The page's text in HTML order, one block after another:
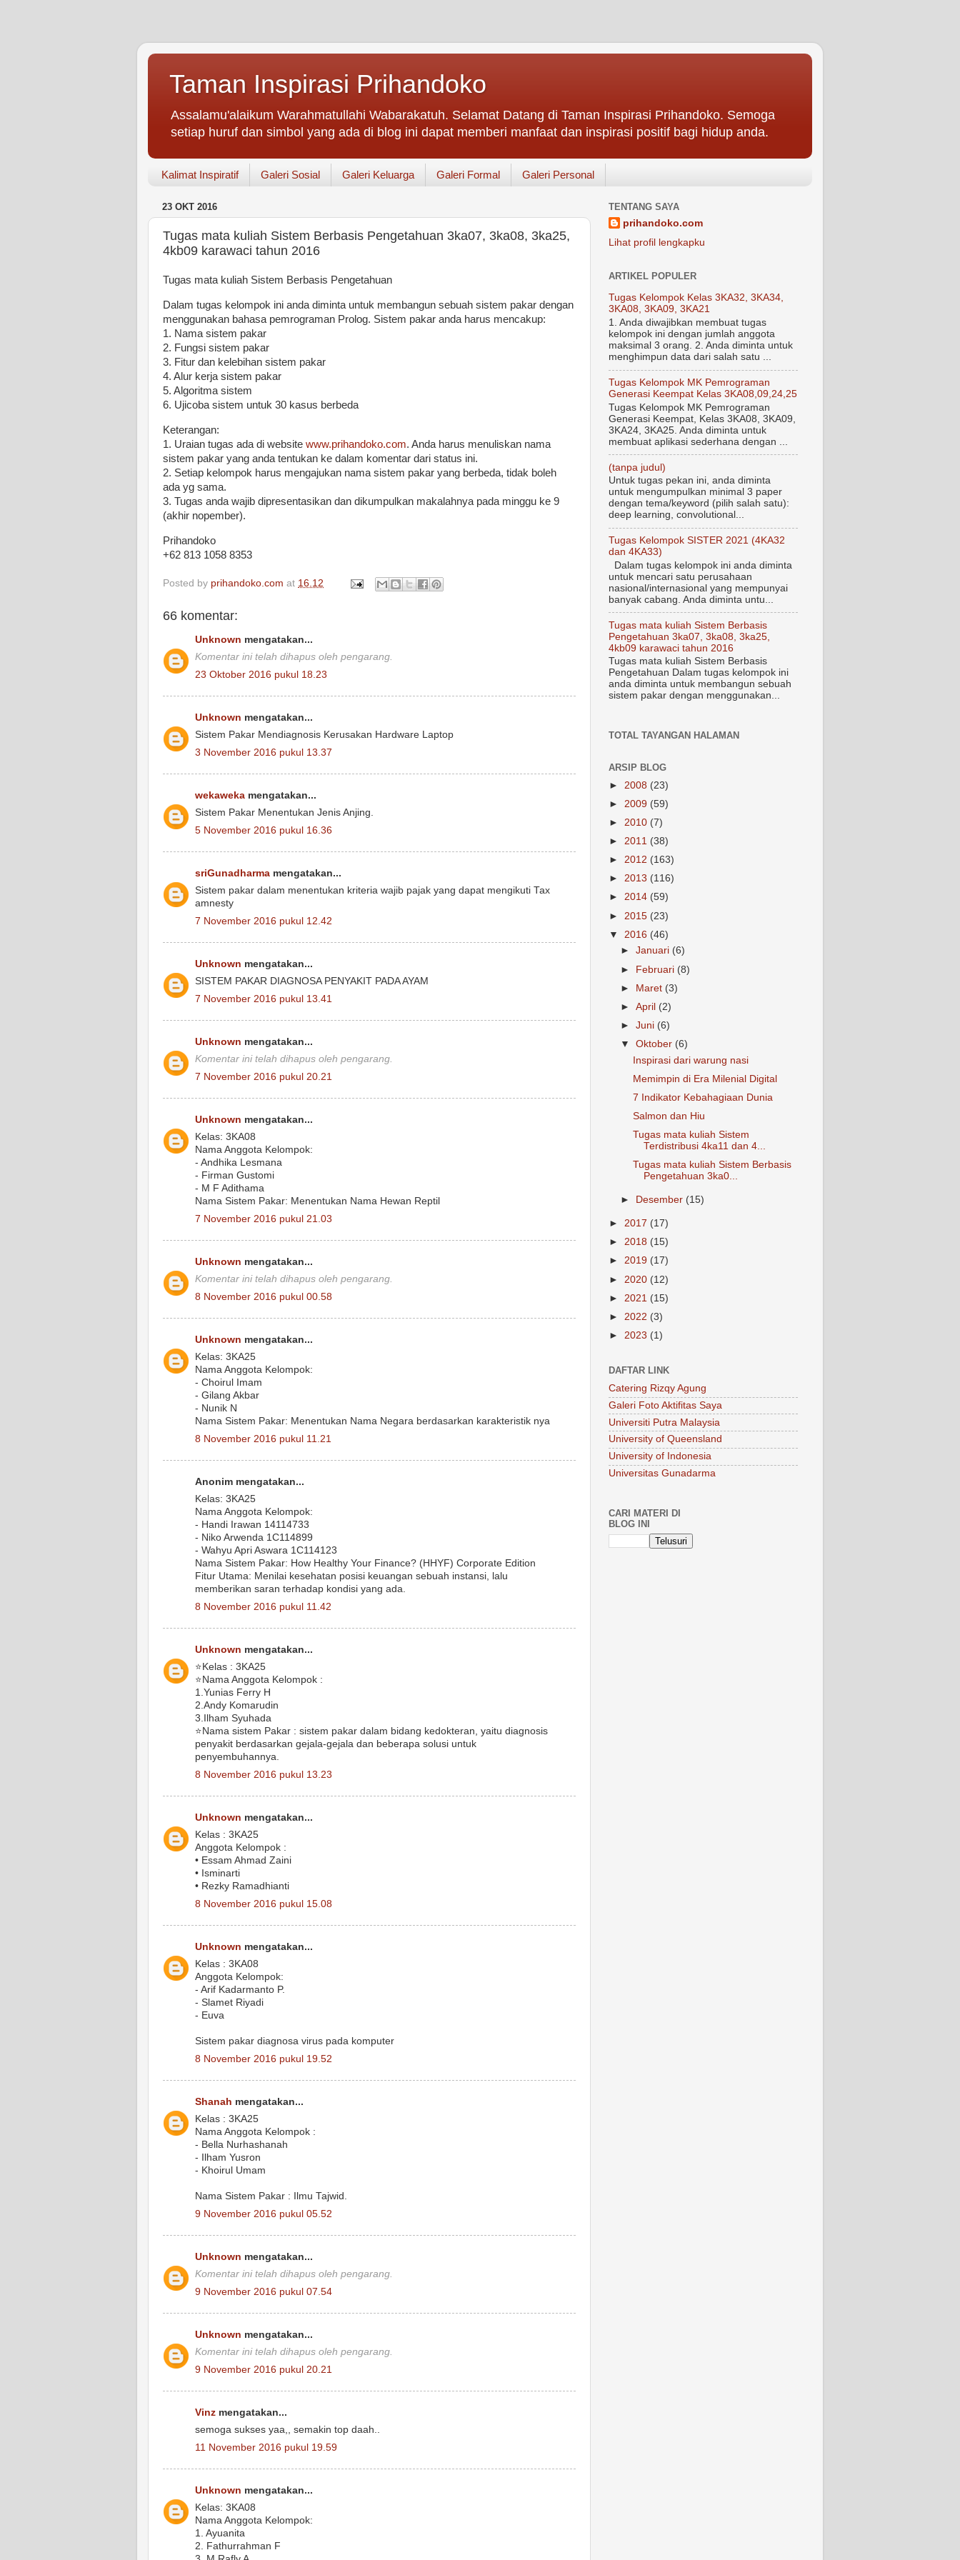
Taman Inspirasi Prihandoko
Assalamu'alaikum Warahmatullahi Wabarakatuh. Selamat Datang di Taman Inspirasi Prihandoko. Semoga
setiap huruf dan simbol yang ada di blog ini dapat memberi manfaat dan inspirasi positif bagi hidup anda.
Kalimat Inspiratif Galeri Sosial Galeri Keluarga Galeri Formal Galeri Personal
23 OKT 2016
Tugas mata kuliah Sistem Berbasis Pengetahuan 3ka07, 3ka08, 3ka25,
4kb09 karawaci tahun 2016
Tugas mata kuliah Sistem Berbasis Pengetahuan
Dalam tugas kelompok ini anda diminta untuk membangun sebuah sistem pakar dengan
menggunakan bahasa pemrograman Prolog. Sistem pakar anda harus mencakup:
1. Nama sistem pakar
2. Fungsi sistem pakar
3. Fitur dan kelebihan sistem pakar
4. Alur kerja sistem pakar
5. Algoritma sistem
6. Ujicoba sistem untuk 30 kasus berbeda
Keterangan:
1. Uraian tugas ada di website www.prihandoko.com. Anda harus menuliskan nama
sistem pakar yang anda tentukan ke dalam komentar dari status ini.
2. Setiap kelompok harus mengajukan nama sistem pakar yang berbeda, tidak boleh
ada yg sama.
3. Tugas anda wajib dipresentasikan dan dikumpulkan makalahnya pada minggu ke 9
(akhir nopember).
Prihandoko
+62 813 1058 8353
Posted by prihandoko.com at 16.12
66 komentar:
Unknown mengatakan...
Komentar ini telah dihapus oleh pengarang.
23 Oktober 2016 pukul 18.23
Unknown mengatakan...
Sistem Pakar Mendiagnosis Kerusakan Hardware Laptop
3 November 2016 pukul 13.37
wekaweka mengatakan...
Sistem Pakar Menentukan Jenis Anjing.
5 November 2016 pukul 16.36
sriGunadharma mengatakan...
Sistem pakar dalam menentukan kriteria wajib pajak yang dapat mengikuti Tax
amnesty
7 November 2016 pukul 12.42
Unknown mengatakan...
SISTEM PAKAR DIAGNOSA PENYAKIT PADA AYAM
7 November 2016 pukul 13.41
Unknown mengatakan...
Komentar ini telah dihapus oleh pengarang.
7 November 2016 pukul 20.21
Unknown mengatakan...
Kelas: 3KA08
Nama Anggota Kelompok:
- Andhika Lesmana
- Firman Gustomi
- M F Adithama
Nama Sistem Pakar: Menentukan Nama Hewan Reptil
7 November 2016 pukul 21.03
Unknown mengatakan...
Komentar ini telah dihapus oleh pengarang.
8 November 2016 pukul 00.58
Unknown mengatakan...
Kelas: 3KA25
Nama Anggota Kelompok:
- Choirul Imam
- Gilang Akbar
- Nunik N
Nama Sistem Pakar: Menentukan Nama Negara berdasarkan karakteristik nya
8 November 2016 pukul 11.21
Anonim mengatakan...
Kelas: 3KA25
Nama Anggota Kelompok:
- Handi Irawan 14114733
- Niko Arwenda 1C114899
- Wahyu Apri Aswara 1C114123
Nama Sistem Pakar: How Healthy Your Finance? (HHYF) Corporate Edition
Fitur Utama: Menilai kesehatan posisi keuangan sebuah instansi, lalu
memberikan saran terhadap kondisi yang ada.
8 November 2016 pukul 11.42
Unknown mengatakan...
⭐Kelas : 3KA25
⭐Nama Anggota Kelompok :
1.Yunias Ferry H
2.Andy Komarudin
3.Ilham Syuhada
⭐Nama sistem Pakar : sistem pakar dalam bidang kedokteran, yaitu diagnosis
penyakit berdasarkan gejala-gejala dan beberapa solusi untuk
penyembuhannya.
8 November 2016 pukul 13.23
Unknown mengatakan...
Kelas : 3KA25
Anggota Kelompok :
• Essam Ahmad Zaini
• Isminarti
• Rezky Ramadhianti
8 November 2016 pukul 15.08
Unknown mengatakan...
Kelas : 3KA08
Anggota Kelompok:
- Arif Kadarmanto P.
- Slamet Riyadi
- Euva
Sistem pakar diagnosa virus pada komputer
8 November 2016 pukul 19.52
Shanah mengatakan...
Kelas : 3KA25
Nama Anggota Kelompok :
- Bella Nurhashanah
- Ilham Yusron
- Khoirul Umam
Nama Sistem Pakar : Ilmu Tajwid.
9 November 2016 pukul 05.52
Unknown mengatakan...
Komentar ini telah dihapus oleh pengarang.
9 November 2016 pukul 07.54
Unknown mengatakan...
Komentar ini telah dihapus oleh pengarang.
9 November 2016 pukul 20.21
Vinz mengatakan...
semoga sukses yaa,, semakin top daah..
11 November 2016 pukul 19.59
Unknown mengatakan...
Kelas: 3KA08
Nama Anggota Kelompok:
1. Ayuanita
2. Fathurrahman F
TENTANG SAYA
prihandoko.com
Lihat profil lengkapku
ARTIKEL POPULER
Tugas Kelompok Kelas 3KA32, 3KA34,
3KA08, 3KA09, 3KA21
1. Anda diwajibkan membuat tugas
kelompok ini dengan jumlah anggota
maksimal 3 orang. 2. Anda diminta untuk
menghimpun data dari salah satu ...
Tugas Kelompok MK Pemrograman
Generasi Keempat Kelas 3KA08,09,24,25
Tugas Kelompok MK Pemrograman
Generasi Keempat, Kelas 3KA08, 3KA09,
3KA24, 3KA25. Anda diminta untuk
membuat aplikasi sederhana dengan ...
(tanpa judul)
Untuk tugas pekan ini, anda diminta
untuk mengumpulkan minimal 3 paper
dengan tema/keyword (pilih salah satu):
deep learning, convolutional...
Tugas Kelompok SISTER 2021 (4KA32
dan 4KA33)
Dalam tugas kelompok ini anda diminta
untuk mencari satu perusahaan
nasional/internasional yang mempunyai
banyak cabang. Anda diminta untu...
Tugas mata kuliah Sistem Berbasis
Pengetahuan 3ka07, 3ka08, 3ka25,
4kb09 karawaci tahun 2016
Tugas mata kuliah Sistem Berbasis
Pengetahuan Dalam tugas kelompok ini
anda diminta untuk membangun sebuah
sistem pakar dengan menggunakan...
TOTAL TAYANGAN HALAMAN
ARSIP BLOG
► 2008 (23)
► 2009 (59)
► 2010 (7)
► 2011 (38)
► 2012 (163)
► 2013 (116)
► 2014 (59)
► 2015 (23)
▼ 2016 (46)
►Januari (6)
► Februari (8)
► Maret (3)
►April (2)
►Juni (6)
▼Oktober (6)
Inspirasi dari warung nasi
Memimpin di Era Milenial Digital
7 Indikator Kebahagiaan Dunia
Salmon dan Hiu
Tugas mata kuliah Sistem
Terdistribusi 4ka11 dan 4...
Tugas mata kuliah Sistem Berbasis
Pengetahuan 3ka0...
► Desember (15)
► 2017 (17)
► 2018 (15)
► 2019 (17)
► 2020 (12)
► 2021 (15)
► 2022 (3)
► 2023 (1)
DAFTAR LINK
Catering Rizqy Agung
Galeri Foto Aktifitas Saya
Universiti Putra Malaysia
University of Queensland
University of Indonesia
Universitas Gunadarma
CARI MATERI DI
BLOG INI